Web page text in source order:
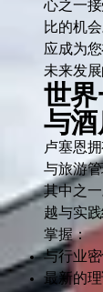
心之一
比的机
应成为
未来发展
世
与
卢塞恩
与旅游
其中之
越与实
掌握：
与行业
最新的